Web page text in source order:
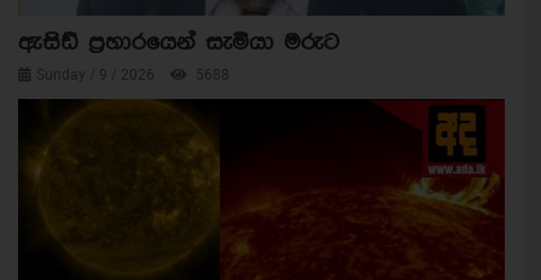
ඇසිඩ් ප්‍රහාරයෙන් සැමියා මරුට
Sunday / 9 / 2026 5688